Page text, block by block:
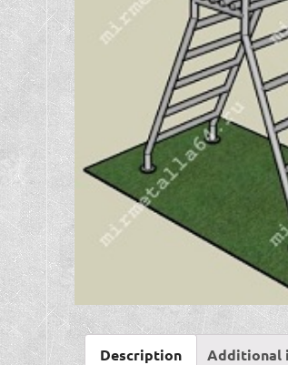
Description Additional